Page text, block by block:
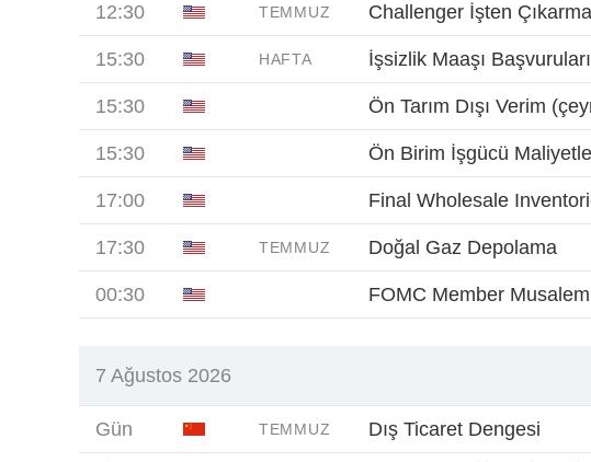
12:30 TEMMUZ Challenger İşten
15:30 HAFTA İşsizlik Maaşı Başvuruları
15:30 Ön Tarım Dışı Verim
15:30 Ön Birim İşgücü
17:00 Final Wholesale
17:30 TEMMUZ Doğal Gaz Depolama
00:30 FOMC Member
7 Ağustos 2026
Gün TEMMUZ Dış Ticaret Dengesi